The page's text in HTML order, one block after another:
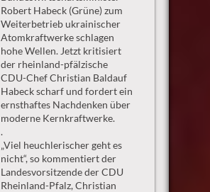
Robert Habeck (Grüne) zum
Weiterbetrieb ukrainischer
Atomkraftwerke schlagen
hohe Wellen. Jetzt kritisiert
der rheinland-pfälzische
CDU-Chef Christian Baldauf
Habeck scharf und fordert ein
ernsthaftes Nachdenken über
moderne Kernkraftwerke.
.
„Viel heuchlerischer geht es
nicht“, so kommentiert der
Landesvorsitzende der CDU
Rheinland-Pfalz, Christian